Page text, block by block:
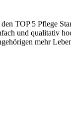
TOP 5 Pflege
und qualitativ
mehr